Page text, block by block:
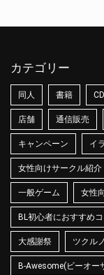
カテゴリー
同人 書籍
店舗 通信販売
キャンペーン イ
女性向けサークル紹介
一般ゲーム 女性
BL初心者におすすめ
大感謝祭 ツクル
B-Awesome(ビーオー